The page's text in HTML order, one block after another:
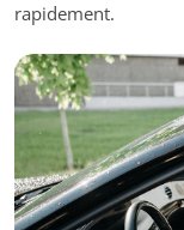
rapidement.